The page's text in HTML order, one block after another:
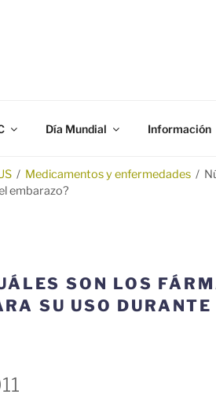
Día Mundial Información
/ Medicamentos y enfermedades /
embarazo?
SON LOS
SU USO